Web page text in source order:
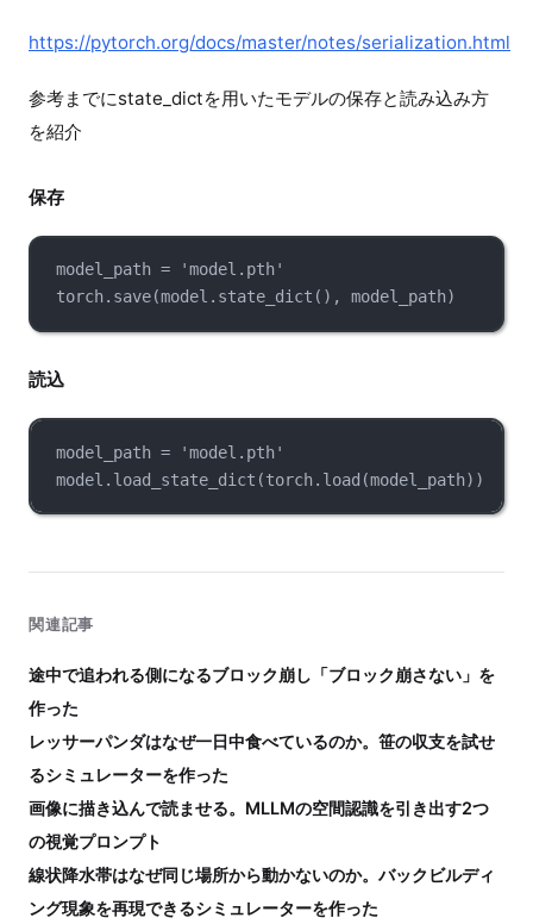
https://pytorch.org/docs/master/notes/serialization.html
参考までにstate_dictを用いたモデルの保存と読み込み方
を紹介
保存
model_path = 'model.pth'
torch.save(model.state_dict(), model_path)
読込
model_path = 'model.pth'
model.load_state_dict(torch.load(model_path))
関連記事
途中で追われる側になるブロック崩し「ブロック崩さない」を
作った
レッサーパンダはなぜ一日中食べているのか。笹の収支を試せ
るシミュレーターを作った
画像に描き込んで読ませる。MLLMの空間認識を引き出す2つ
の視覚プロンプト
線状降水帯はなぜ同じ場所から動かないのか。バックビルディ
ング現象を再現できるシミュレーターを作った